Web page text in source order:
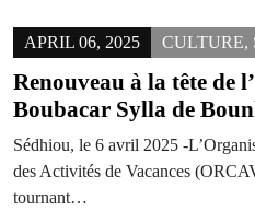
APRIL 06, 2025 CULTURE,
Renouveau à la tête de
Boubacar Sylla de
Sédhiou, le 6 avril 2025 -
des Activités de Vacances
tournant…